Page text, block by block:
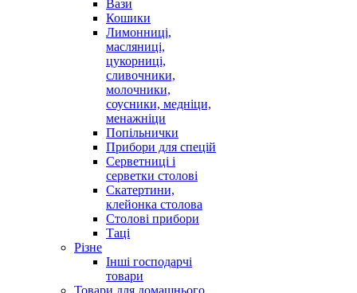
Вази
Кошики
Лимонниці,
масляниці,
цукорниці,
сливочники,
молочники,
соусники, медніци,
менажніци
Попільнички
Прибори для спецій
Серветниці і
серветки столові
Скатертини,
клейонка столова
Столові прибори
Таці
Різне
Інші господарчі
товари
Товари для домашнього